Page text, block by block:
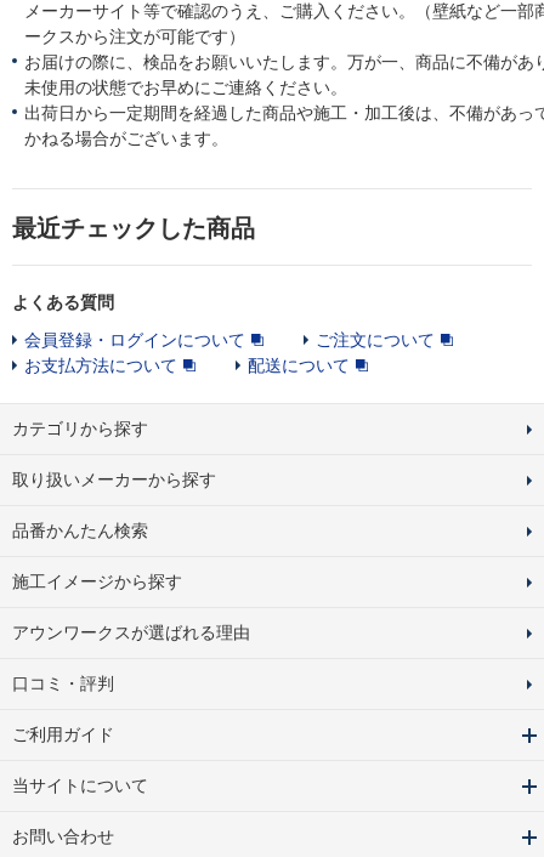
メーカーサイト等で確認のうえ、ご購入ください。（壁紙など一部
ークスから注文が可能です）
お届けの際に、検品をお願いいたします。万が一、商品に不備があ
未使用の状態でお早めにご連絡ください。
出荷日から一定期間を経過した商品や施工・加工後は、不備があっ
かねる場合がございます。
最近チェックした商品
よくある質問
会員登録・ログインについて
ご注文について
お支払方法について
配送について
カテゴリから探す
取り扱いメーカーから探す
品番かんたん検索
施工イメージから探す
アウンワークスが選ばれる理由
口コミ・評判
ご利用ガイド
当サイトについて
お問い合わせ